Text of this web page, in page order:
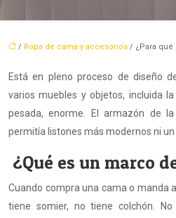
/ Ropa de cama y accesorios / ¿Para qué
Está en pleno proceso de diseño
varios muebles y objetos, incluida
pesada, enorme. El armazón de
permitía listones más modernos ni
¿Qué es un marco
Cuando compra una cama o manda
tiene somier, no tiene colchón.